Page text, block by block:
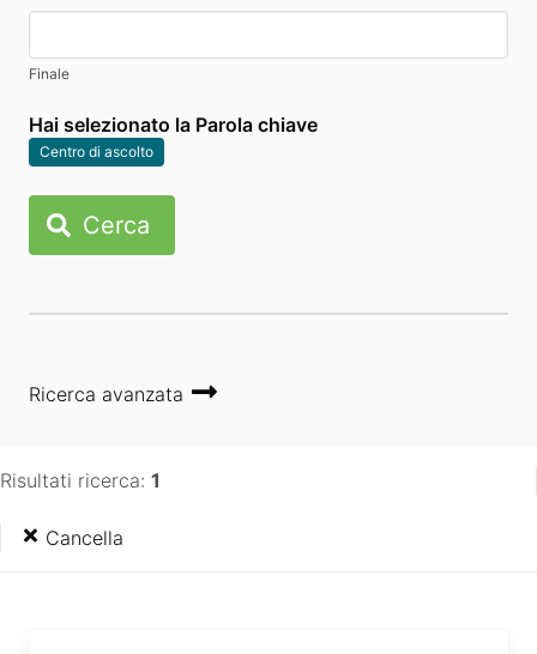
Finale
Hai selezionato la Parola chiave
Centro di ascolto
Cerca
Ricerca avanzata
Risultati ricerca: 1
Cancella